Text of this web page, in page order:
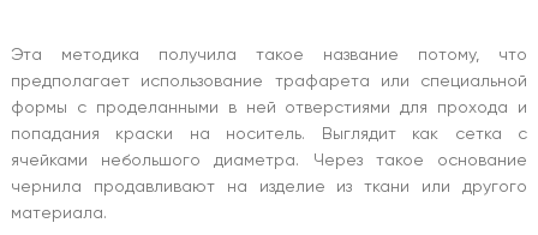
Эта методика получила такое название потому, что
предполагает использование трафарета или специальной
формы с проделанными в ней отверстиями для прохода и
попадания краски на носитель. Выглядит как сетка с
ячейками небольшого диаметра. Через такое основание
чернила продавливают на изделие из ткани или другого
материала.